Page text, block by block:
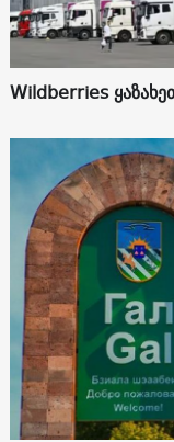
Wildberries